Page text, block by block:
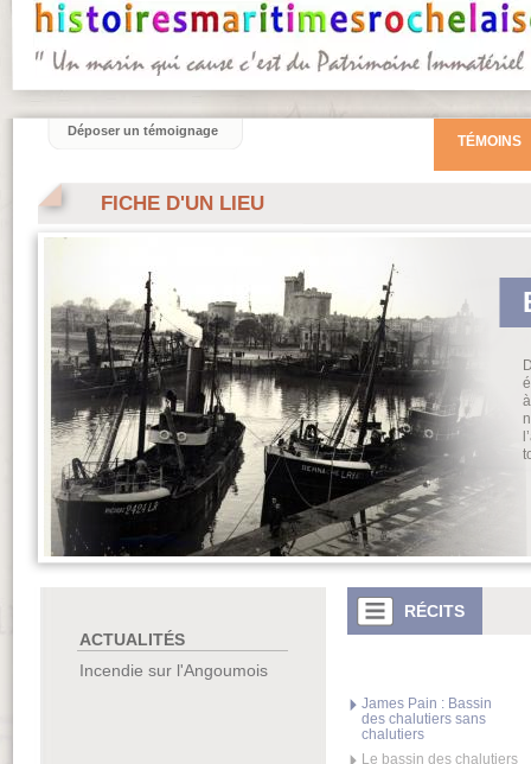
FICHE D'UN LIEU
ACTUALITÉS
Incendie sur l'Angoumois
RÉCITS
James Pain : Bassin
des chalutiers sans
chalutiers
Le bassin des chalutiers
TÉMOINS
Déposer un témoignage